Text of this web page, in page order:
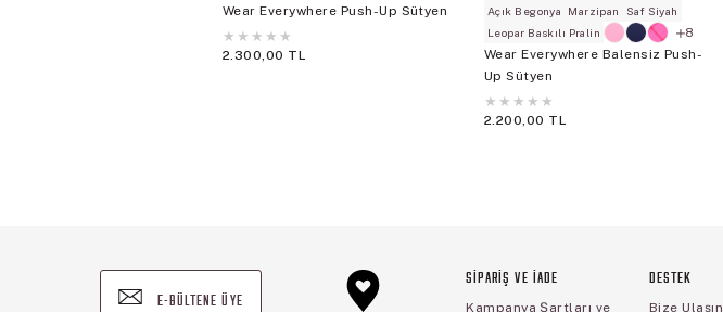
Wear Everywhere Push-Up Sütyen
★ ★ ★ ★ ★
2.300,00 TL
Açık Begonya
Marzipan
Saf Siyah
Leopar Baskılı Pralin
8
Wear Everywhere Balensiz Push-
Up Sütyen
★ ★ ★ ★ ★
2.200,00 TL
E-BÜLTENE ÜYE
SİPARİŞ VE İADE
Kampanya Şartları ve
DESTEK
Bize Ulaşın